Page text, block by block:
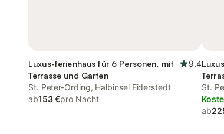
Luxus-ferienhaus für 6 Personen, mit
Terrasse und Garten
9,4
St. Peter-Ording, Halbinsel Eiderstedt
ab153 €pro Nacht
St.
ab